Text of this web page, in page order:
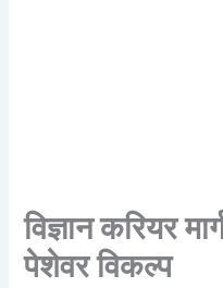
विज्ञान करियर
पेशेवर विकल्प